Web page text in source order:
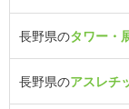
長野県のタワー・
長野県のアスレチ